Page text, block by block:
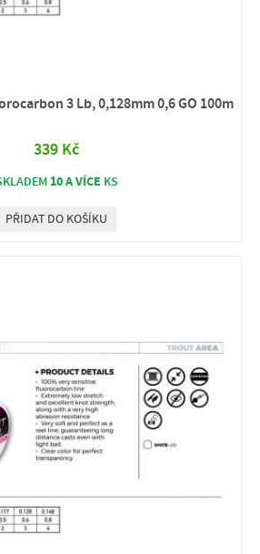
3 Lb, 0,128mm 0,6 GO 100m
339 Kč
10 A VÍCE KS
PŘIDAT DO KOŠÍKU